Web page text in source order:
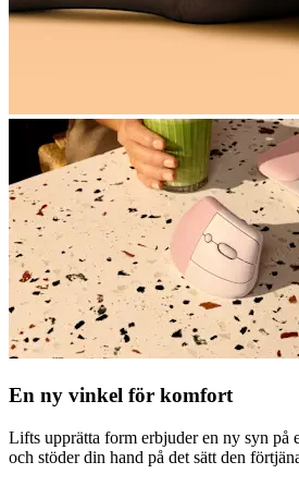
En ny vinkel för komfort
Lifts upprätta form erbjuder en ny syn på
och stöder din hand på det sätt den